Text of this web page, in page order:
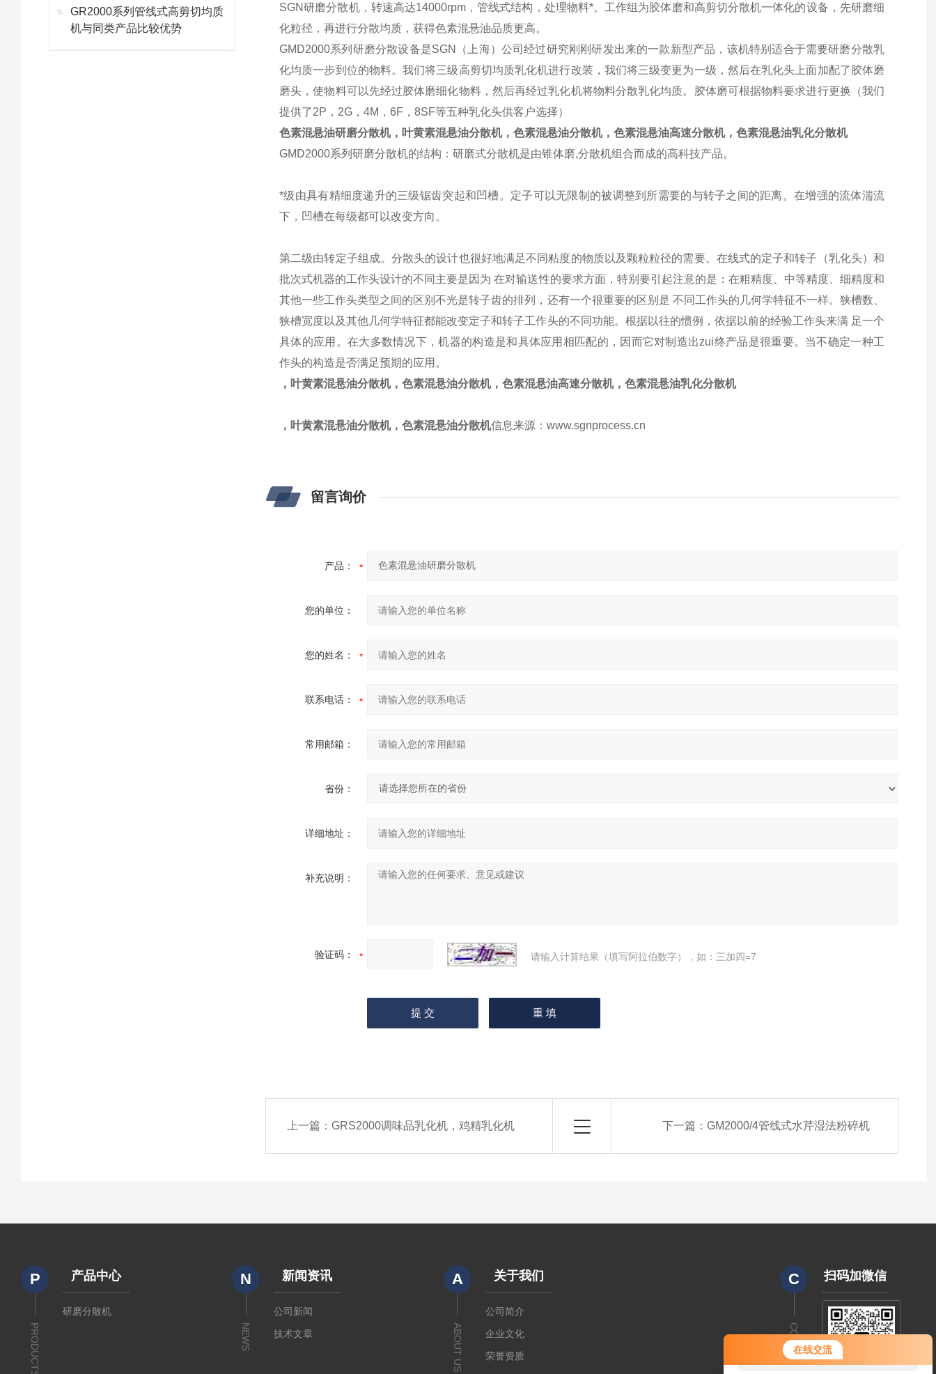
在线交流
您好！欢迎前来咨询，很高兴为您
服务，请问您要咨询什么问题呢？
GR2000系列管线式高剪切均质
机与同类产品比较优势
SGN研磨分散机，转速高达14000rpm，管线式结构，处理物料*。工作组为胶体磨和高剪切分散机一体化的设备，先研磨细
化粒径，再进行分散均质，获得色素混悬油品质更高。
GMD2000系列研磨分散设备是SGN
（上海）公司经过研究刚刚研发出来的一款新型产品，该机特别适合于需要研磨分散乳
化均质一步到位的物料。我们将三级高剪切均质乳化机进行改装，我们将三级变更为一级，然后在乳化头上面加配了胶体磨
磨头，使物料可以先经过胶体磨细化物料，然后再经过乳化机将物料分散乳化均质。胶体磨可根据物料要求进行更换（我们
提供了2P，2G，4M，6F，8SF等五种乳化头供客户选择）
色素混悬油研磨分散机，叶黄素混悬油分散机，色素混悬油分散机，色素混悬油高速分散机，色素混悬油乳化分散机
GMD2000系列研磨分散机的结构：研磨式分散机是由锥体磨,分散机组合而成的高科技产品。
*级由具有精细度递升的三级锯齿突起和凹槽。定子可以无限制的被调整到所需要的与转子之间的距离。在增强的流体湍流
下，凹槽在每级都可以改变方向。
第二级由转定子组成。分散头的设计也很好地满足不同粘度的物质以及颗粒粒径的需要。在线式的定子和转子（乳化头）和
批次式机器的工作头设计的不同主要是因为 在对输送性的要求方面，特别要引起注意的是：在粗精度、中等精度、细精度和
其他一些工作头类型之间的区别不光是转子齿的排列，还有一个很重要的区别是 不同工作头的几何学特征不一样。狭槽数、
狭槽宽度以及其他几何学特征都能改变定子和转子工作头的不同功能。根据以往的惯例，依据以前的经验工作头来满 足一个
具体的应用。在大多数情况下，机器的构造是和具体应用相匹配的，因而它对制造出zui终产品是很重要。当不确定一种工
作头的构造是否满足预期的应用。
，叶黄素混悬油分散机，色素混悬油分散机，色素混悬油高速分散机，色素混悬油乳化分散机
，叶黄素混悬油分散机，色素混悬油分散机信息来源：www.sgnprocess.cn
留言询价
产品：
您的单位：
您的姓名：
联系电话：
常用邮箱：
省份：
详细地址：
补充说明：
验证码： 请输入计算结果（填写阿拉伯数字），如：三加四=7
上一篇：GRS2000调味品乳化机，鸡精乳化机 下一篇： GM2000/4管线式水芹湿法粉碎机
P
PRODUCTS
产品中心
研磨分散机
N
NEWS
新闻资讯
公司新闻
技术文章
A
ABOUT US
关于我们
公司简介
企业文化
荣誉资质
C
CODE
扫码加微信